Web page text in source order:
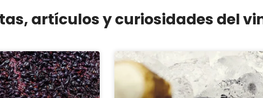
artículos y curiosidades del